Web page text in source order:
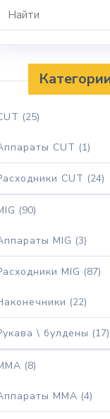
(25)
CUT (1)
CUT (24)
(90)
MIG (3)
MIG (87)
(22)
\ булдены (17)
(8)
MMA (4)